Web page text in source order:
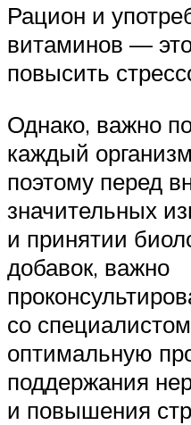
Рацион и
витаминов —
повысить
Однако, важно
каждый
поэтому перед
значительных
и принятии
добавок, важно
со
оптимальную
поддержания
и повышения